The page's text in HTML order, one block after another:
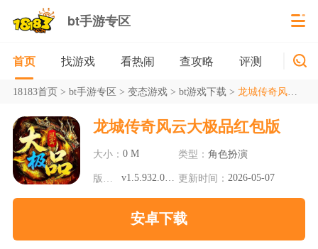
bt手游专区
首页 找游戏 看热闹 查攻略 评测 新游
18183首页> bt手游专区 > 变态游戏> bt游戏下载> 龙城传奇风云大极品红包版
龙城传奇风云大极品红包版
大小：0 M 类型： 角色扮演
v1.5.932.057.2 更新时间： 2026-05-07
安卓下载